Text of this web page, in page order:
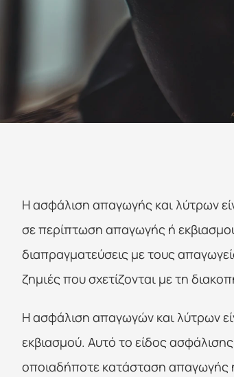
Η ασφάλιση απαγωγής και λύτρων
σε περίπτωση απαγωγής ή
διαπραγματεύσεις με τους
ζημιές που σχετίζονται με τη
Η ασφάλιση απαγωγών και λύτρων
εκβιασμού. Αυτό το είδος
οποιαδήποτε κατάσταση απαγωγής